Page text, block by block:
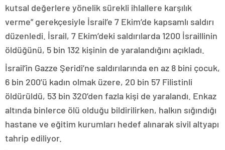
kutsal değerlere yönelik sürekli ihlallere karşılık
verme” gerekçesiyle İsrail’e 7 Ekim’de kapsamlı saldırı
düzenledi. İsrail, 7 Ekim’deki saldırılarda 1200 İsraillinin
öldüğünü, 5 bin 132 kişinin de yaralandığını açıkladı.
İsrail’in Gazze Şeridi’ne saldırılarında en az 8 bini çocuk,
6 bin 200’ü kadın olmak üzere, 20 bin 57 Filistinli
öldürüldü, 53 bin 320’den fazla kişi de yaralandı. Enkaz
altında binlerce ölü olduğu bildirilirken, halkın sığındığı
hastane ve eğitim kurumları hedef alınarak sivil altyapı
tahrip ediliyor.